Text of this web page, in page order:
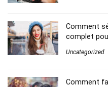
Comment
complet
Uncategorized
Comment